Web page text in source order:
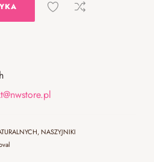
,NASZYJNIKI